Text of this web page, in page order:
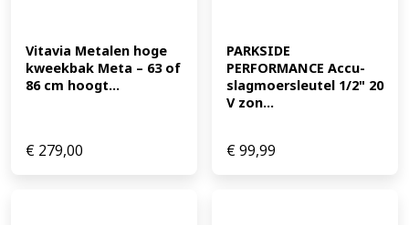
Vitavia Metalen hoge
kweekbak Meta – 63 of
86 cm hoogt...
€ 279,00
PARKSIDE
PERFORMANCE Accu-
slagmoersleutel 1/2" 20
V zon...
€99,99